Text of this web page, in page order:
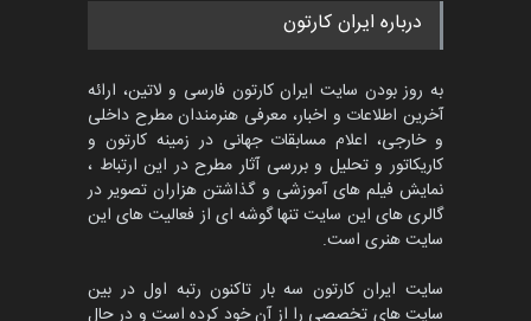
درباره ایران کارتون
به روز بودن سایت ایران کارتون فارسی و لاتین، ارائه
آخرین اطلاعات و اخبار، معرفی هنرمندان مطرح داخلی
و خارجی، اعلام مسابقات جهانی در زمینه کارتون و
کاریکاتور و تحلیل و بررسی آثار مطرح در این ارتباط ،
نمایش فیلم های آموزشی و گذاشتن هزاران تصویر در
گالری های این سایت تنها گوشه ای از فعالیت های این
سایت هنری است.
سایت ایران کارتون سه بار تاکنون رتبه اول در بین
سایت های تخصصی را از آن خود کرده است و در حال